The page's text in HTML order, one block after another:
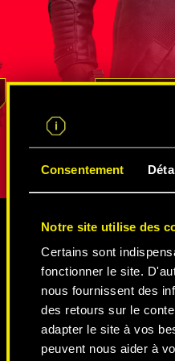
Consentement
Notre site utilise des
Certains sont
fonctionner le site.
nous fournissent des
des retours sur le
adapter le site à vos
peuvent nous aider à
avec
pays
pas
son talent lors de
renseignement. Il
quiconque comment
le vaste réseau
de netrunners,
informations, et
dans les lieux les
et son sens du